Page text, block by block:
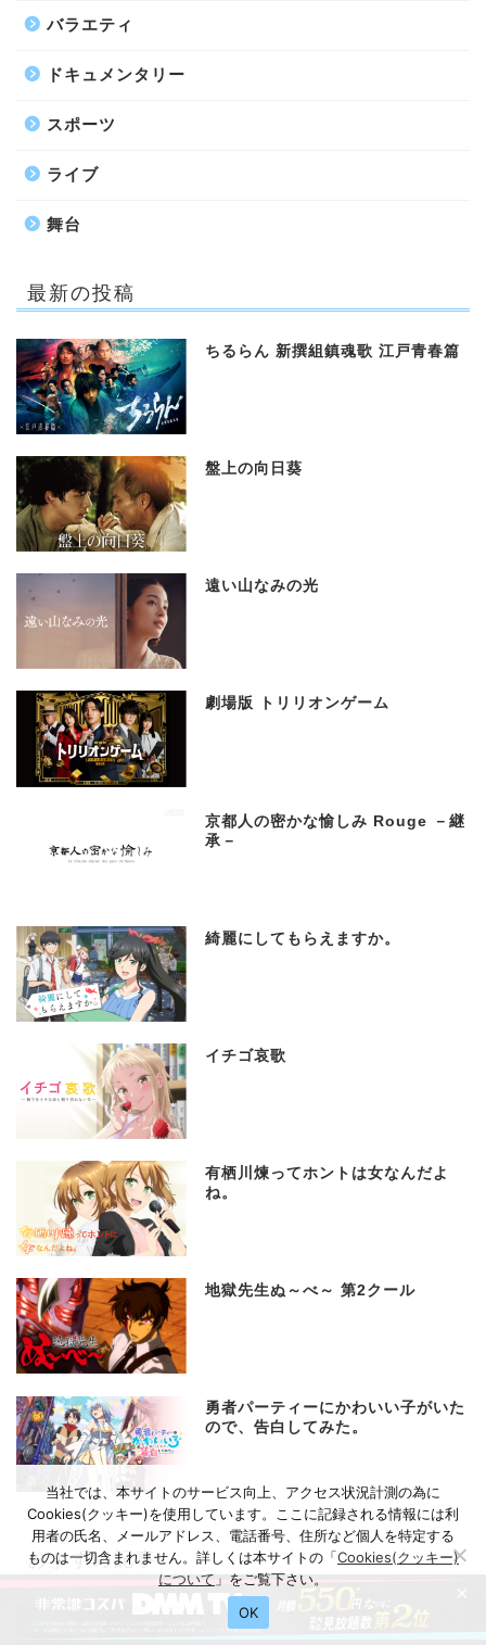
バラエティ
ドキュメンタリー
スポーツ
ライブ
舞台
最新の投稿
ちるらん 新撰組鎮魂歌 江戸青春篇
盤上の向日葵
遠い山なみの光
劇場版 トリリオンゲーム
京都人の密かな愉しみ Rouge －継
承－
綺麗にしてもらえますか。
イチゴ哀歌
有栖川煉ってホントは女なんだよ
ね。
地獄先生ぬ～べ～ 第2クール
勇者パーティーにかわいい子がいた
ので、告白してみた。
おすすめ記事
ポケットモンスター（新シリーズ）
当社では、本サイトのサービス向上、アクセス状況計測の為に
Cookies(クッキー)を使用しています。ここに記録される情報には利
用者の氏名、メールアドレス、電話番号、住所など個人を特定する
ものは一切含まれません。詳しくは本サイトの「Cookies(クッキー)
について 」をご覧下さい。
OK